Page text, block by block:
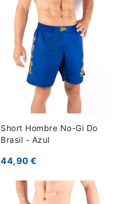
Short Hombre No-Gi Do
Brasil - Azul
44,90 €